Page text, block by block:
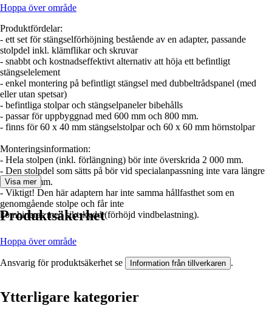
Hoppa över område
Produktfördelar:
- ett set för stängselförhöjning bestående av en adapter, passande
stolpdel inkl. klämflikar och skruvar
- snabbt och kostnadseffektivt alternativ att höja ett befintligt
stängselelement
- enkel montering på befintligt stängsel med dubbeltrådspanel (med
eller utan spetsar)
- befintliga stolpar och stängselpaneler bibehålls
- passar för uppbyggnad med 600 mm och 800 mm.
- finns för 60 x 40 mm stängselstolpar och 60 x 60 mm hörnstolpar
Monteringsinformation:
- Hela stolpen (inkl. förlängning) bör inte överskrida 2 000 mm.
- Den stolpdel som sätts på bör vid specialanpassning inte vara längre
än 1 000 mm.
- Viktigt! Den här adaptern har inte samma hållfasthet som en
genomgående stolpe och får inte
kombineras med siktskydd (förhöjd vindbelastning).
Visa mer
Produktsäkerhet
Hoppa över område
Ansvarig för produktsäkerhet se Information från tillverkaren .
Ytterligare kategorier